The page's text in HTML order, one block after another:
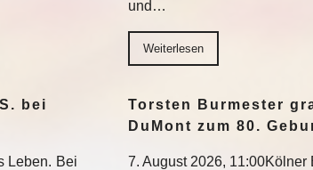
und…
Weiterlesen
bei
Leben. Bei
Torsten Burmester
DuMont zum 80.
7. August 2026,